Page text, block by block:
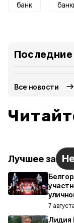
банк
Последние
Все новости
Лучшее за
7
Лидия